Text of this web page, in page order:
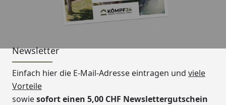
Newsletter
Einfach hier die E-Mail-Adresse eintragen und viele
Vorteile
sowiesofort einen 5,00 CHF Newslettergutschein